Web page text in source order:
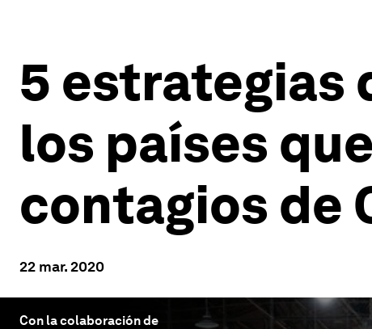
5 estrategias
los países
contagios de
22 mar. 2020
Con la colaboración de